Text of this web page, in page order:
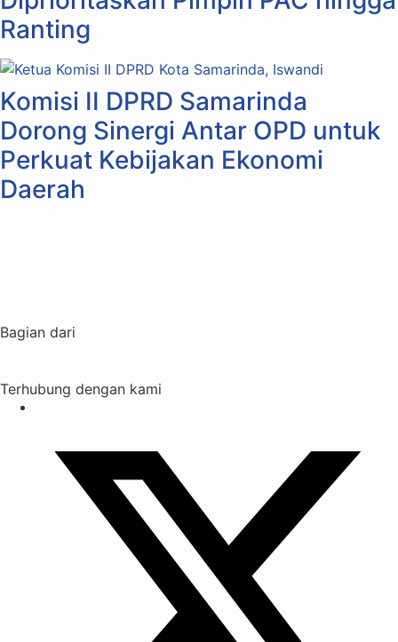
Ranting
Komisi II DPRD Samarinda
Dorong Sinergi Antar OPD untuk
Perkuat Kebijakan Ekonomi
Daerah
Bagian dari
Terhubung dengan kami